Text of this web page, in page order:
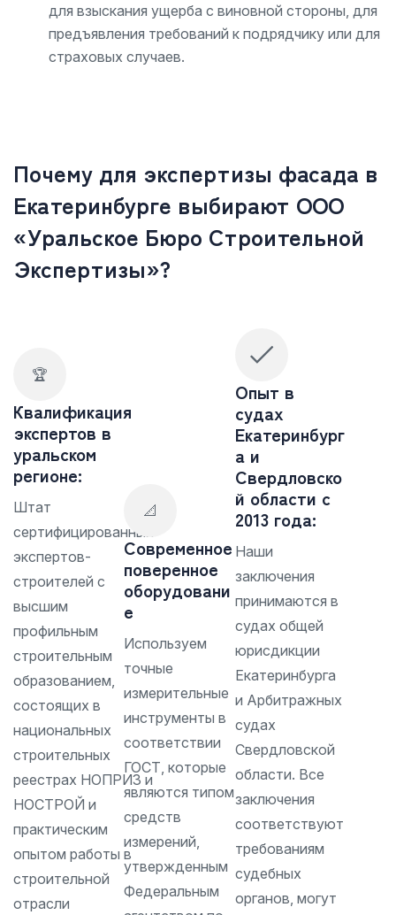
для взыскания ущерба с виновной стороны, для
предъявления требований к подрядчику или для
страховых случаев.
Почему для экспертизы фасада в
Екатеринбурге выбирают ООО
«Уральское Бюро Строительной
Экспертизы»?
🏆
Квалификация
экспертов в
уральском
регионе:
Штат
сертифицированных
экспертов-
строителей с
высшим
профильным
строительным
образованием,
состоящих в
национальных
строительных
реестрах НОПРИЗ и
НОСТРОЙ и
практическим
опытом работы в
строительной
отрасли
📐
Современное
поверенное
оборудовани
е
Используем
точные
измерительные
инструменты в
соответствии
ГОСТ, которые
являются типом
средств
измерений,
утвержденным
Федеральным
Опыт в
судах
Екатеринбург
а и
Свердловско
й области с
2013 года:
Наши
заключения
принимаются в
судах общей
юрисдикции
Екатеринбурга
и Арбитражных
судах
Свердловской
области. Все
заключения
соответствуют
требованиям
судебных
органов, могут